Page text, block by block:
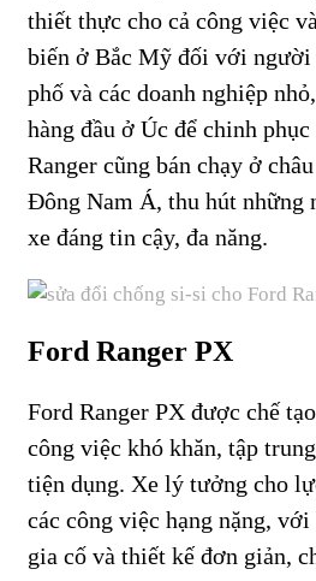
thiết thực cho cả công việc
biến ở Bắc Mỹ đối với người
phố và các doanh nghiệp
hàng đầu ở Úc để chinh
Ranger cũng bán chạy ở
Đông Nam Á, thu hút những
xe đáng tin cậy, đa năng.
Ford Ranger PX
Ford Ranger PX được chế
công việc khó khăn, tập
tiện dụng. Xe lý tưởng cho
các công việc hạng nặng,
gia cố và thiết kế đơn giản,